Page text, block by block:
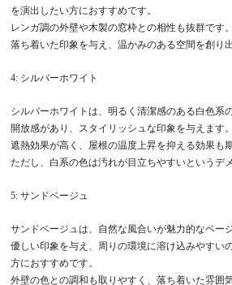
を演出したい方におすすめです。
レンガ調の外壁や木製の窓枠との相性も抜群です。
落ち着いた印象を与え、温かみのある空間を創り出
4: シルバーホワイト
シルバーホワイトは、明るく清潔感のある白色系の
開放感があり、スタイリッシュな印象を与えます。
遮熱効果が高く、屋根の温度上昇を抑える効果も
ただし、白系の色は汚れが目立ちやすいというデ
5: サンドベージュ
サンドベージュは、自然な風合いが魅力的なベー
優しい印象を与え、周りの環境に溶け込みやすい
方におすすめです。
外壁の色との調和も取りやすく、落ち着いた雰囲